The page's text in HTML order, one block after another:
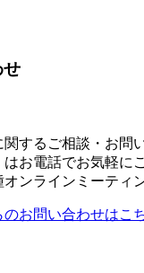
せ
するご相談・お問
はお電話でお気軽に
オンラインミーティ
のお問い合わせはこ